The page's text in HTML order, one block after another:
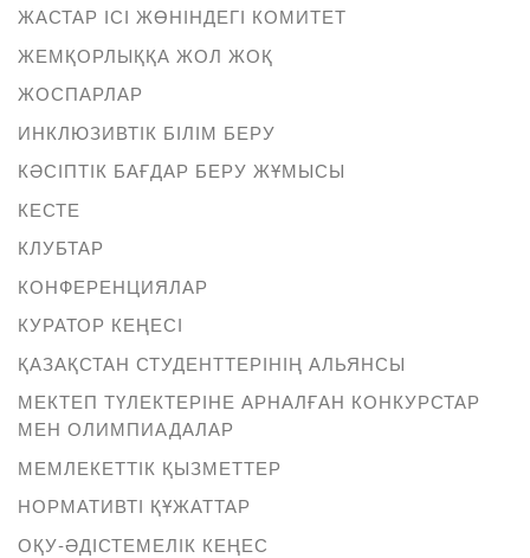
ЖАСТАР ІСІ ЖӨНІНДЕГІ КОМИТЕТ
ЖЕМҚОРЛЫҚҚА ЖОЛ ЖОҚ
ЖОСПАРЛАР
ИНКЛЮЗИВТІК БІЛІМ БЕРУ
КӘСІПТІК БАҒДАР БЕРУ ЖҰМЫСЫ
КЕСТЕ
КЛУБТАР
КОНФЕРЕНЦИЯЛАР
КУРАТОР КЕҢЕСІ
ҚАЗАҚСТАН СТУДЕНТТЕРІНІҢ АЛЬЯНСЫ
МЕКТЕП ТҮЛЕКТЕРІНЕ АРНАЛҒАН КОНКУРСТАР
МЕН ОЛИМПИАДАЛАР
МЕМЛЕКЕТТІК ҚЫЗМЕТТЕР
НОРМАТИВТІ ҚҰЖАТТАР
ОҚУ-ӘДІСТЕМЕЛІК КЕҢЕС